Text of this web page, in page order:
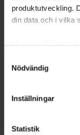
produktutveckling.
din data och i vilka
kan ha en
Ta reda på mer
ändra eller dra
Nödvändig
Inställningar
Statistik
Dela:
Har du en hund